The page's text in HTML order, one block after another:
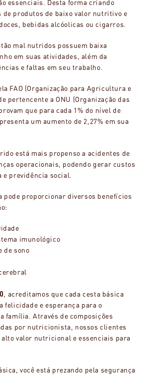
essenciais. Desta forma criando
de produtos de baixo valor nutritivo e
bebidas alcóolicas ou cigarros.
mal nutridos possuem baixa
em suas atividades, além da
e faltas em seu trabalho.
FAO (Organização para Agricultura e
pertencente a ONU (Organização das
que para cada 1% do nível de
um aumento de 2,27% em sua
está mais propenso a acidentes de
operacionais, podendo gerar custos
previdência social.
pode proporcionar diversos benefícios
imunológico
de sono
, acreditamos que cada cesta básica
felicidade e esperança para o
família. Através de composições
por nutricionista, nossos clientes
valor nutricional e essenciais para
você está prezando pela segurança